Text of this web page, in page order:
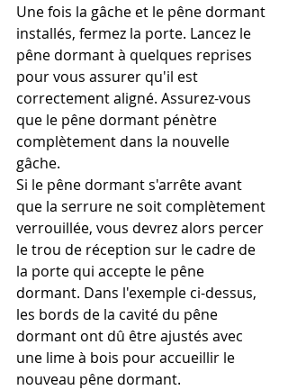
Une fois la gâche et le pêne dormant
installés, fermez la porte. Lancez le
pêne dormant à quelques reprises
pour vous assurer qu'il est
correctement aligné. Assurez-vous
que le pêne dormant pénètre
complètement dans la nouvelle
gâche.
Si le pêne dormant s'arrête avant
que la serrure ne soit complètement
verrouillée, vous devrez alors percer
le trou de réception sur le cadre de
la porte qui accepte le pêne
dormant. Dans l'exemple ci-dessus,
les bords de la cavité du pêne
dormant ont dû être ajustés avec
une lime à bois pour accueillir le
nouveau pêne dormant.